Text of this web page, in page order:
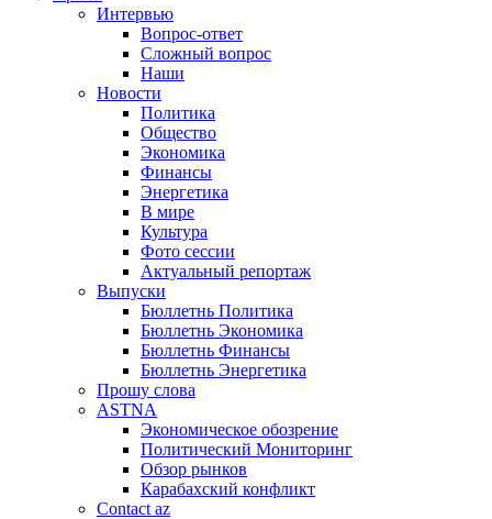
Интервью
Вопрос-ответ
Сложный вопрос
Наши
Новости
Политика
Общество
Экономика
Финансы
Энергетика
В мире
Культура
Фото сессии
Актуальный репортаж
Выпуски
Бюллетнь Политика
Бюллетнь Экономика
Бюллетнь Финансы
Бюллетнь Энергетика
Прошу слова
ASTNA
Экономическое обозрение
Политический Мониторинг
Обзор рынков
Карабахский конфликт
Contact az